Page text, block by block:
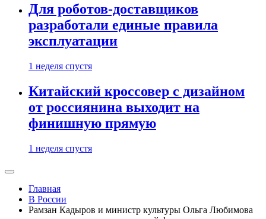
Для роботов-доставщиков
разработали единые правила
эксплуатации
1 неделя спустя
Китайский кроссовер с дизайном
от россиянина выходит на
финишную прямую
1 неделя спустя
Главная
В России
Рамзан Кадыров и министр культуры Ольга Любимова